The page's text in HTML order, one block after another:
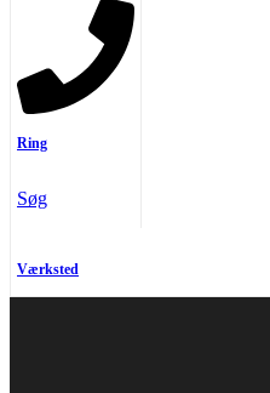
Ring
Søg
Værksted